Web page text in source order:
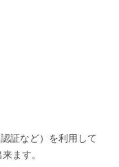
証など）を利用して
ます。